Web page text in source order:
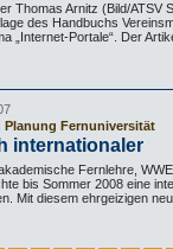
Thomas Arnitz (Bild/ATSV
des Handbuchs
„Internet-Portale“. Der
Planung Fernuniversität
internationaler
Fernlehre,
bis Sommer 2008 eine
Mit diesem ehrgeizigen